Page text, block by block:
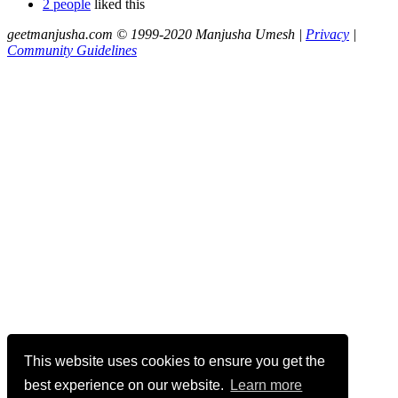
This website uses cookies to ensure you get the
best experience on our website.
Learn more
2 people liked this
geetmanjusha.com © 1999-2020 Manjusha Umesh | Privacy |
Community Guidelines